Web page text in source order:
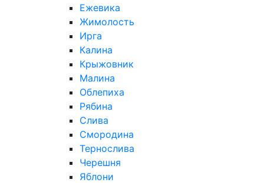
Ежевика
Жимолость
Ирга
Калина
Крыжовник
Малина
Облепиха
Рябина
Слива
Смородина
Тернослива
Черешня
Яблони